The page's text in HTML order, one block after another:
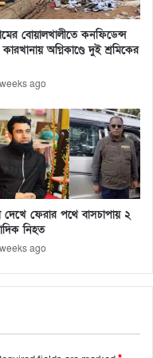
বোয়ালখালীতে কনফিডেন্স
অগ্নিকাণ্ডে দুই শ্রমিকের
ago
দেখে ফেরার পথে বাসচাপায় ২
নিহত
ago